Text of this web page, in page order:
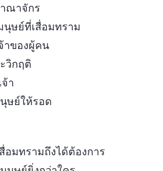
ณาจักร
นุษย์ที่เสื่อมทราม
าของผู้คน
วิกฤติ
า
ษย์ให้รอด
อมทรามถึงได้ต้องการ